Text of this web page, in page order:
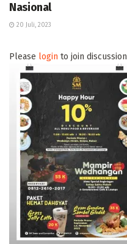
Nasional
20 Juli, 2023
Please login to join discussion